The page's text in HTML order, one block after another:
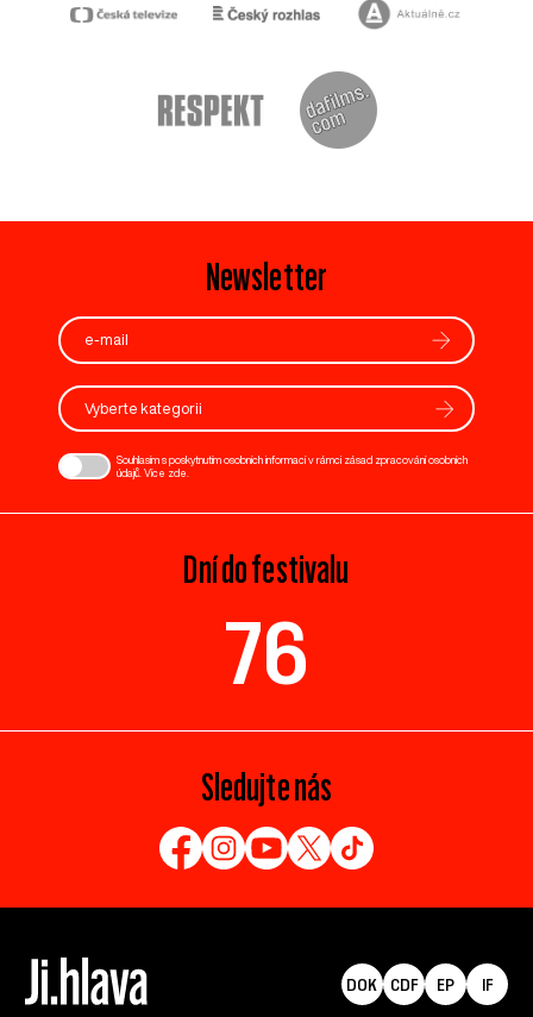
Newsletter
Vyberte kategorii
Souhlasím s poskytnutím osobních informací v rámci zásad zpracování osobních
údajů. Více zde
Dní do festivalu
76
Sledujte nás
DOK CDF EP IF